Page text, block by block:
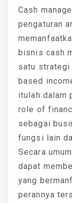
Cash
pengaturan
bisnis cash
satu strategi
based
itulah dalam
role of
sebagai
fungsi lain
Secara
dapat
yang
perannya